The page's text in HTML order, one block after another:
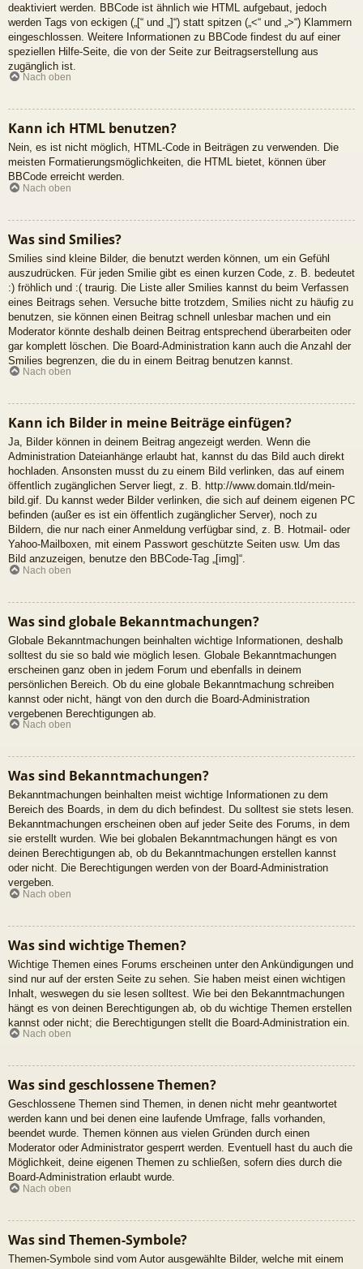
deaktiviert werden. BBCode ist ähnlich wie HTML aufgebaut, jedoch
werden Tags von eckigen („[“ und „]“) statt spitzen („<“ und „>“) Klammern
eingeschlossen. Weitere Informationen zu BBCode findest du auf einer
speziellen Hilfe-Seite, die von der Seite zur Beitragserstellung aus
zugänglich ist.
Nach oben
Kann ich HTML benutzen?
Nein, es ist nicht möglich, HTML-Code in Beiträgen zu verwenden. Die
meisten Formatierungsmöglichkeiten, die HTML bietet, können über
BBCode erreicht werden.
Nach oben
Was sind Smilies?
Smilies sind kleine Bilder, die benutzt werden können, um ein Gefühl
auszudrücken. Für jeden Smilie gibt es einen kurzen Code, z. B. bedeutet
:) fröhlich und :( traurig. Die Liste aller Smilies kannst du beim Verfassen
eines Beitrags sehen. Versuche bitte trotzdem, Smilies nicht zu häufig zu
benutzen, sie können einen Beitrag schnell unlesbar machen und ein
Moderator könnte deshalb deinen Beitrag entsprechend überarbeiten oder
gar komplett löschen. Die Board-Administration kann auch die Anzahl der
Smilies begrenzen, die du in einem Beitrag benutzen kannst.
Nach oben
Kann ich Bilder in meine Beiträge einfügen?
Ja, Bilder können in deinem Beitrag angezeigt werden. Wenn die
Administration Dateianhänge erlaubt hat, kannst du das Bild auch direkt
hochladen. Ansonsten musst du zu einem Bild verlinken, das auf einem
öffentlich zugänglichen Server liegt, z. B. http://www.domain.tld/mein-
bild.gif. Du kannst weder Bilder verlinken, die sich auf deinem eigenen PC
befinden (außer es ist ein öffentlich zugänglicher Server), noch zu
Bildern, die nur nach einer Anmeldung verfügbar sind, z. B. Hotmail- oder
Yahoo-Mailboxen, mit einem Passwort geschützte Seiten usw. Um das
Bild anzuzeigen, benutze den BBCode-Tag „[img]“.
Nach oben
Was sind globale Bekanntmachungen?
Globale Bekanntmachungen beinhalten wichtige Informationen, deshalb
solltest du sie so bald wie möglich lesen. Globale Bekanntmachungen
erscheinen ganz oben in jedem Forum und ebenfalls in deinem
persönlichen Bereich. Ob du eine globale Bekanntmachung schreiben
kannst oder nicht, hängt von den durch die Board-Administration
vergebenen Berechtigungen ab.
Nach oben
Was sind Bekanntmachungen?
Bekanntmachungen beinhalten meist wichtige Informationen zu dem
Bereich des Boards, in dem du dich befindest. Du solltest sie stets lesen.
Bekanntmachungen erscheinen oben auf jeder Seite des Forums, in dem
sie erstellt wurden. Wie bei globalen Bekanntmachungen hängt es von
deinen Berechtigungen ab, ob du Bekanntmachungen erstellen kannst
oder nicht. Die Berechtigungen werden von der Board-Administration
vergeben.
Nach oben
Was sind wichtige Themen?
Wichtige Themen eines Forums erscheinen unter den Ankündigungen und
sind nur auf der ersten Seite zu sehen. Sie haben meist einen wichtigen
Inhalt, weswegen du sie lesen solltest. Wie bei den Bekanntmachungen
hängt es von deinen Berechtigungen ab, ob du wichtige Themen erstellen
kannst oder nicht; die Berechtigungen stellt die Board-Administration ein.
Nach oben
Was sind geschlossene Themen?
Geschlossene Themen sind Themen, in denen nicht mehr geantwortet
werden kann und bei denen eine laufende Umfrage, falls vorhanden,
beendet wurde. Themen können aus vielen Gründen durch einen
Moderator oder Administrator gesperrt werden. Eventuell hast du auch die
Möglichkeit, deine eigenen Themen zu schließen, sofern dies durch die
Board-Administration erlaubt wurde.
Nach oben
Was sind Themen-Symbole?
Themen-Symbole sind vom Autor ausgewählte Bilder, welche mit einem